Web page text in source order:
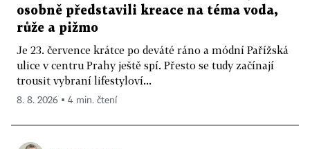
osobně představili kreace na téma voda,
růže a pižmo
Je 23. července krátce po deváté ráno a módní Pařížská
ulice v centru Prahy ještě spí. Přesto se tudy začínají
trousit vybraní lifestyloví...
8. 8. 2026 ▪ 4 min. čtení